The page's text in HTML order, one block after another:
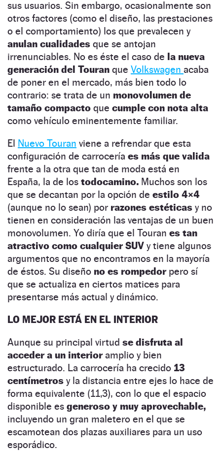
sus usuarios. Sin embargo, ocasionalmente son
otros factores (como el diseño, las prestaciones
o el comportamiento) los que prevalecen y
anulan cualidades que se antojan
irrenunciables. No es éste el caso de la nueva
generación del Touran que Volkswagen acaba
de poner en el mercado, más bien todo lo
contrario: se trata de un monovolumen de
tamaño compacto que cumple con nota alta
como vehículo eminentemente familiar.
El Nuevo Touran viene a refrendar que esta
configuración de carrocería es más que valida
frente a la otra que tan de moda está en
España, la de los todocamino. Muchos son los
que se decantan por la opción de estilo 4×4
(aunque no lo sean) por razones estéticas y no
tienen en consideración las ventajas de un buen
monovolumen. Yo diría que el Touran es tan
atractivo como cualquier SUV y tiene algunos
argumentos que no encontramos en la mayoría
de éstos. Su diseño no es rompedorpero sí
que se actualiza en ciertos matices para
presentarse más actual y dinámico.
LO MEJOR ESTÁ EN EL INTERIOR
Aunque su principal virtud se disfruta al
acceder a un interioramplio y bien
estructurado. La carrocería ha crecido 13
centímetros y la distancia entre ejes lo hace de
forma equivalente (11,3), con lo que el espacio
disponible es generoso y muy aprovechable,
incluyendo un gran maletero en el que se
escamotean dos plazas auxiliares para un uso
esporádico.